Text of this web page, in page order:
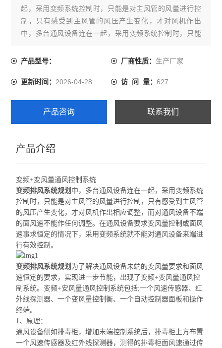
起，采用变频系统控制时，只能是对主风管的风量进行控
制，只有感受到主风管的风压产生变化，才对风机作出
中，多台通风设备连在一起，采用变频系统控制时，只能
生变化，才对风机作出相应调整，而对通风设备不端的面
产品型号： 厂商性质： 生产厂家
更新时间：2026-04-28 访 问 量： 627
产品咨询 联系我们
产品介绍
变频+变风量通风控制系统
变频排风系统规划 中，多台通风设备连在一起，采用变频系统
控制时，只能是对主风管的风量进行控制，只有感受到主风管
的风压产生变化，才对风机作出相应调整，而对通风设备不端
的面风速不能作任何调整。在通风设备要求变风量控制或面风
速事求恒定的情况下，采用变频系统就不能对通风设备来端进
行有效控制。
变频排风系统规划 为了解决通风设备未端的变风量要求和面风
速恒定的要求，实现进一步节能，出现了变频+变风量通风控
制系统。变频+安风量通风控制系统包括;一个风速传感器、红
外线探测器、一个变风量控制衡、一个自动控制器面板和操作
终端。
1、原理：
通风设备侧如排毒柜，增加末端控制系统后，排毒柜上方布置
一个风速传感器及红外线探测器，测得的排毒柜面风速通过传